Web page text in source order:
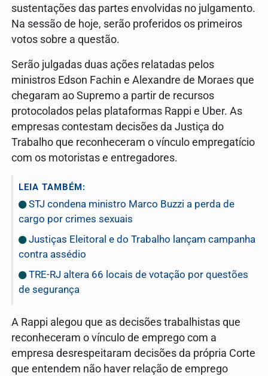
sustentações das partes envolvidas no julgamento.
Na sessão de hoje, serão proferidos os primeiros
votos sobre a questão.
Serão julgadas duas ações relatadas pelos
ministros Edson Fachin e Alexandre de Moraes que
chegaram ao Supremo a partir de recursos
protocolados pelas plataformas Rappi e Uber. As
empresas contestam decisões da Justiça do
Trabalho que reconheceram o vínculo empregatício
com os motoristas e entregadores.
LEIA TAMBÉM:
STJ condena ministro Marco Buzzi a perda de
cargo por crimes sexuais
Justiças Eleitoral e do Trabalho lançam campanha
contra assédio
TRE-RJ altera 66 locais de votação por questões
de segurança
A Rappi alegou que as decisões trabalhistas que
reconheceram o vínculo de emprego com a
empresa desrespeitaram decisões da própria Corte
que entendem não haver relação de emprego